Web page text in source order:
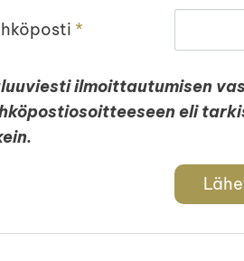
*
ilmoittautumisen
eli